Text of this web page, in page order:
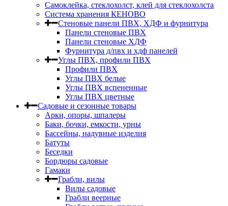
Самоклейка, стеклохолст, клей для стеклохолста
Система хранения КЕНОВО
Стеновые панели ПВХ, ХДФ и фурнитура
Панели стеновые ПВХ
Панели стеновые ХДФ
Фурнитура д/пвх и хдф панелей
Углы ПВХ, профили ПВХ
Профили ПВХ
Углы ПВХ белые
Углы ПВХ вспененные
Углы ПВХ цветные
Садовые и сезонные товары
Арки, опоры, шпалеры
Баки, бочки, емкости, урны
Бассейны, надувные изделия
Батуты
Беседки
Бордюры садовые
Гамаки
Грабли, вилы
Вилы садовые
Грабли веерные